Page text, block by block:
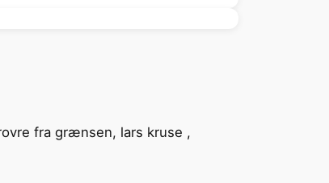
fra grænsen, lars kruse ,